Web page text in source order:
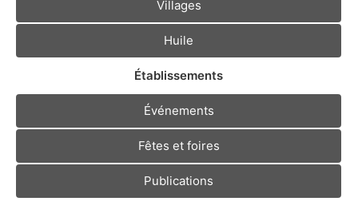
Villages
Huile
Établissements
Événements
Fêtes et foires
Publications